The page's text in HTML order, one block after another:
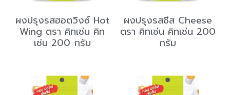
ผงปรุงรสฮอตวิงซ์ Hot
Wing ตรา คิทเช่น คิท
เช่น 200 กรัม
ผงปรุงรสชีส Cheese
ตรา คิทเช่น คิทเช่น 200
กรัม